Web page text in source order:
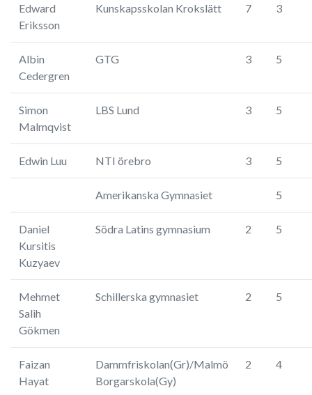
Edward
Eriksson
Kunskapsskolan Krokslätt 7 3
Albin
Cedergren
GTG 3 5
Simon
Malmqvist
LBS Lund 3 5
Edwin Luu NTI örebro 3 5
Amerikanska Gymnasiet 5
Daniel
Kursitis
Kuzyaev
Södra Latins gymnasium 2 5
Mehmet
Salih
Gökmen
Schillerska gymnasiet 2 5
Faizan
Hayat
Dammfriskolan(Gr)/Malmö
Borgarskola(Gy)
2 4